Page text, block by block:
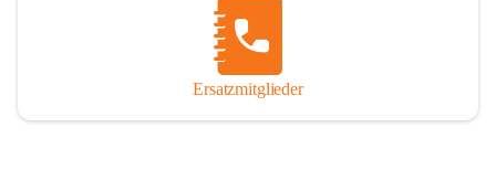
Ersatzmitglieder